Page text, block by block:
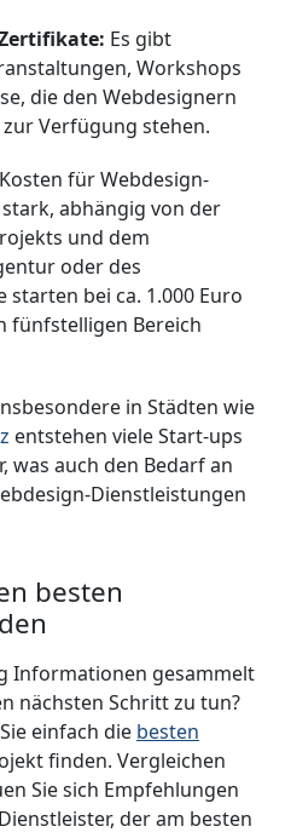
Es gibt
Workshops
die den Webdesignern
Verfügung stehen.
für Webdesign-
abhängig von der
und dem
oder des
starten bei ca. 1.000 Euro
fünfstelligen Bereich
in Städten wie
entstehen viele Start-ups
was auch den Bedarf an
Dienstleistungen
besten
Informationen gesammelt
nächsten Schritt zu tun?
einfach die besten
finden. Vergleichen
Sie sich Empfehlungen
der am besten